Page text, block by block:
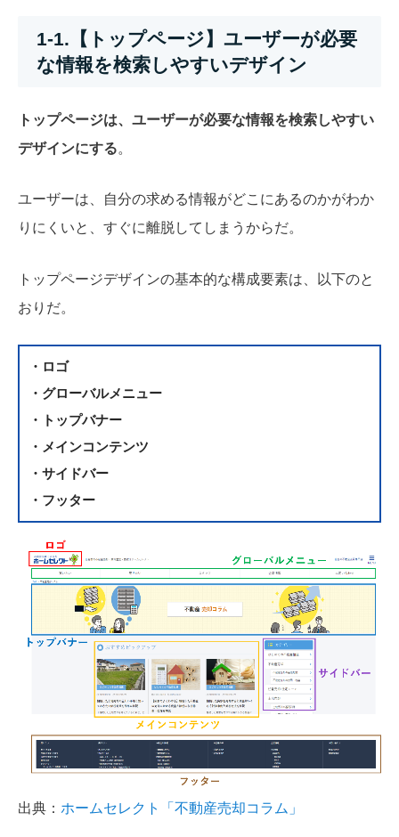
1-1.【トップページ】ユーザーが必要
な情報を検索しやすいデザイン
トップページは、ユーザーが必要な情報を検索しやすい
デザインにする。
ユーザーは、自分の求める情報がどこにあるのかがわか
りにくいと、すぐに離脱してしまうからだ。
トップページデザインの基本的な構成要素は、以下のと
おりだ。
・ロゴ
・グローバルメニュー
・トップバナー
・メインコンテンツ
・サイドバー
・フッター
出典： ホームセレクト「不動産売却コラム」